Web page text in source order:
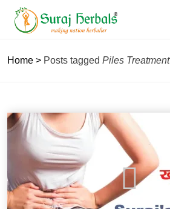
Home > Posts tagged Piles Treatment